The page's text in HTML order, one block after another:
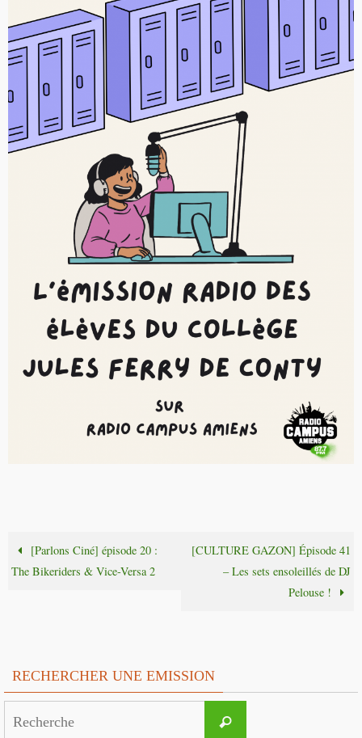
[Parlons Ciné] épisode 20 :
The Bikeriders & Vice-Versa 2
[CULTURE GAZON] Épisode 41
– Les sets ensoleillés de DJ
Pelouse !
RECHERCHER UNE EMISSION
Recherche